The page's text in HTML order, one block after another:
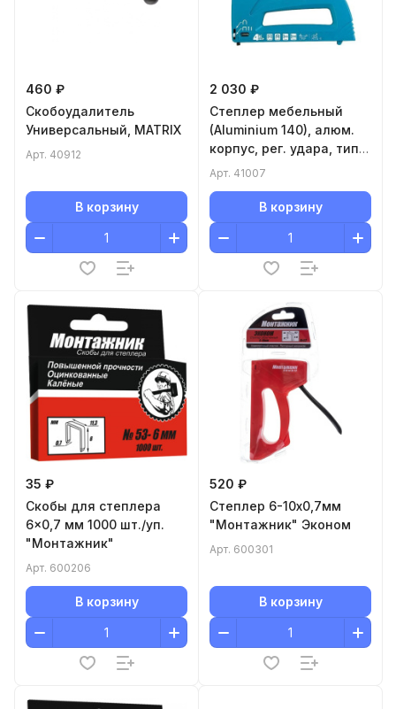
460 ₽
Скобоудалитель
Универсальный, MATRIX
Арт. 40912
В корзину
2 030 ₽
Степлер мебельный
(Aluminium 140), алюм.
корпус, рег. удара, тип
скобы 140, 300, 6-14 мм
Арт. 41007
В корзину
35 ₽
Cкобы для степлера
6x0,7 мм 1000 шт./уп.
"Монтажник"
Арт. 600206
В корзину
520 ₽
Cтеплер 6-10х0,7мм
"Монтажник" Эконом
Арт. 600301
В корзину